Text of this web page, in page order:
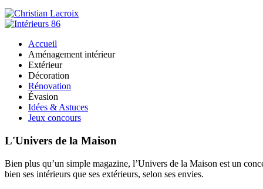
Accueil
Aménagement intérieur
Extérieur
Décoration
Rénovation
Évasion
Idées & Astuces
Jeux concours
L'Univers de la Maison
Bien plus qu’un simple magazine, l’Univers de la Maison est un
bien ses intérieurs que ses extérieurs, selon ses envies.